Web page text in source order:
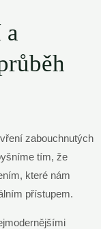
zabouchnutých
tím, že
které nám
přístupem.